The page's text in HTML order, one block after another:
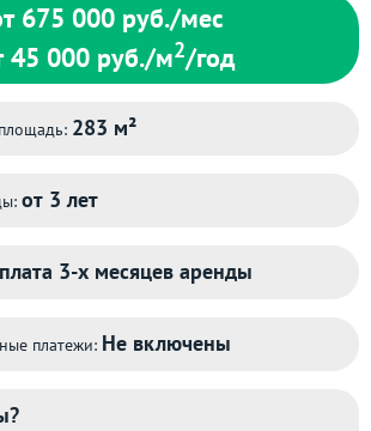
675 000 руб./мес
45 000руб./м2/год
283 м²
от 3 лет
3-х месяцев аренды
платежи: Не включены